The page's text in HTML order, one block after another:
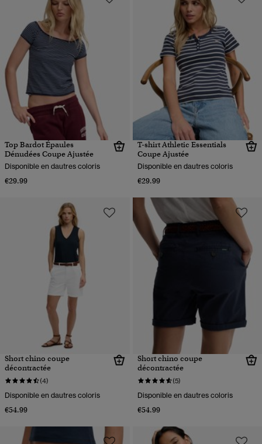
Top Bardot Épaules
Dénudées Coupe Ajustée
Disponible en dautres coloris
€29.99
T-shirt Athletic Essentials
Coupe Ajustée
Disponible en dautres coloris
€29.99
Short chino coupe
décontractée
(4)
Disponible en dautres coloris
€54.99
Short chino coupe
décontractée
(5)
Disponible en dautres coloris
€54.99